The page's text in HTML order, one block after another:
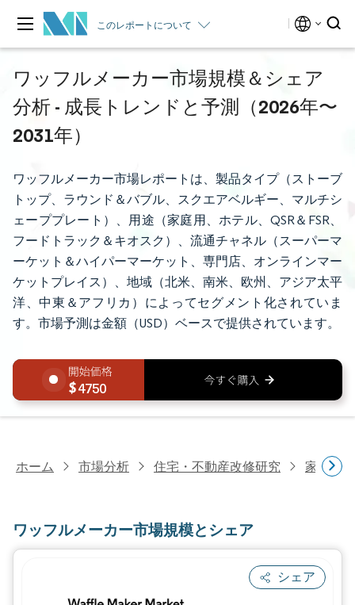
このレポートについて
ワッフルメーカー市場規模＆シェア
分析 - 成長トレンドと予測（2026年〜
2031年）
ワッフルメーカー市場レポートは、製品タイプ（ストーブ
トップ、ラウンド＆バブル、スクエアベルギー、マルチシ
ェーププレート）、用途（家庭用、ホテル、QSR＆FSR、
フードトラック＆キオスク）、流通チャネル（スーパーマ
ーケット＆ハイパーマーケット、専門店、オンラインマー
ケットプレイス）、地域（北米、南米、欧州、アジア太平
洋、中東＆アフリカ）によってセグメント化されていま
す。市場予測は金額（USD）ベースで提供されています。
4750
ホーム 市場分析 住宅・不動産改修研究 家電研究
ワッフルメーカー市場規模とシェア
シェア